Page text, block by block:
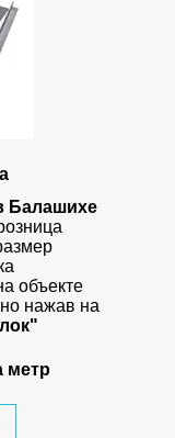
Балашихе
объекте
нажав на
метр